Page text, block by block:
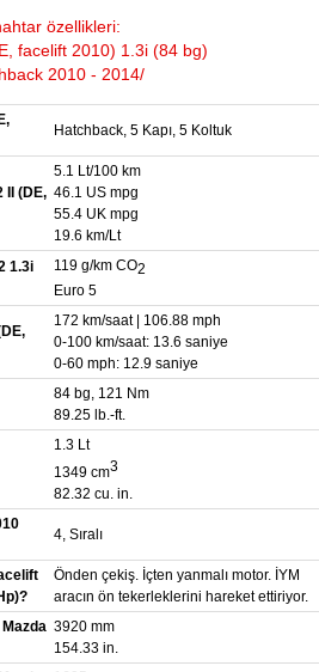
özellikleri:
facelift 2010) 1.3i (84 bg)
2010 - 2014/
Hatchback, 5 Kapı, 5 Koltuk
II (DE,
5.1 Lt/100 km
46.1 US mpg
55.4 UK mpg
19.6 km/Lt
1.3i
119 g/km CO2
Euro 5
172 km/saat | 106.88 mph
0-100 km/saat: 13.6 saniye
0-60 mph: 12.9 saniye
84 bg, 121 Nm
89.25 lb.-ft.
1.3 Lt
1349 cm3
82.32 cu. in.
4, Sıralı
Önden çekiş. İçten yanmalı motor. İYM
aracın ön tekerleklerini hareket ettiriyor.
3920 mm
154.33 in.